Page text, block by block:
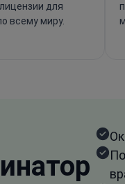
для
всему миру.